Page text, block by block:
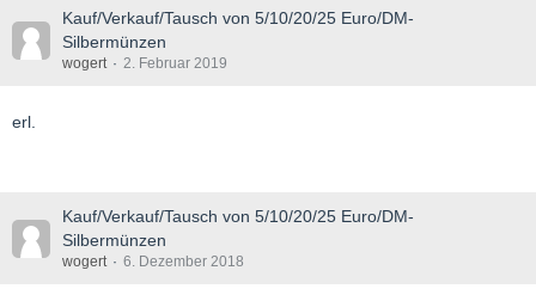
Kauf/Verkauf/Tausch von 5/10/20/25 Euro/DM-
Silbermünzen
wogert 2. Februar 2019
erl.
Kauf/Verkauf/Tausch von 5/10/20/25 Euro/DM-
Silbermünzen
wogert 6. Dezember 2018